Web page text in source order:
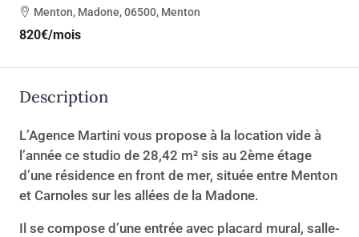
Menton, Madone, 06500, Menton
820€/mois
Description
L’Agence Martini vous propose à la location vide à
l’année ce studio de 28,42 m² sis au 2ème étage
d’une résidence en front de mer, située entre Menton
et Carnoles sur les allées de la Madone.
Il se compose d’une entrée avec placard mural, salle-